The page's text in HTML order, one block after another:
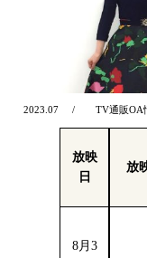
2023.07 TV通販OA
放映
日
放
8月3